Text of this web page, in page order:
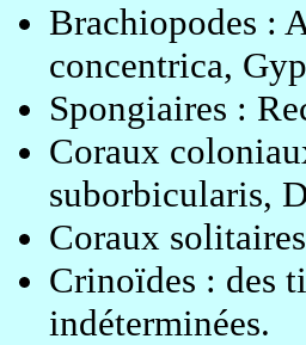
Brachiopodes :
concentrica,
Spongiaires :
Coraux
suborbicularis,
Coraux
Crinoïdes : des
indéterminées.